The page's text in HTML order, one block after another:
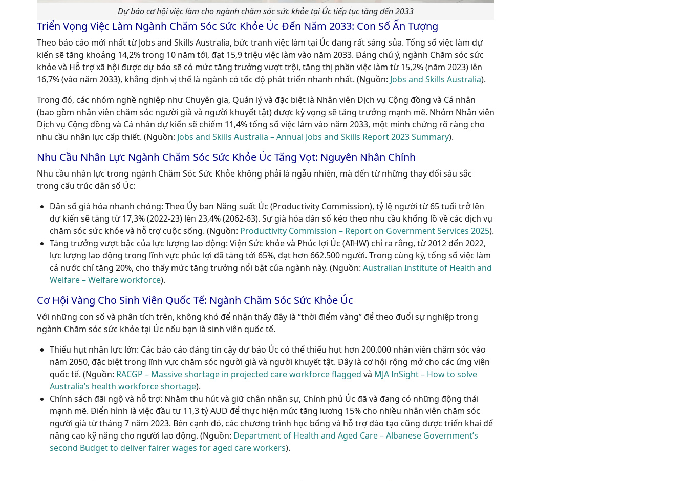
Dự báo cơ hội việc làm cho ngành chăm sóc sức khỏe tại Úc tiếp tục tăng đến 2033
Triển Vọng Việc Làm Ngành Chăm Sóc Sức Khỏe Úc Đến Năm 2033: Con Số Ấn Tượng
Theo báo cáo mới nhất từ Jobs and Skills Australia, bức tranh việc làm tại Úc đang rất sáng sủa. Tổng số việc làm dự
kiến sẽ tăng khoảng 14,2% trong 10 năm tới, đạt 15,9 triệu việc làm vào năm 2033. Đáng chú ý, ngành Chăm sóc sức
khỏe và Hỗ trợ xã hội được dự báo sẽ có mức tăng trưởng vượt trội, tăng thị phần việc làm từ 15,2% (năm 2023) lên
16,7% (vào năm 2033), khẳng định vị thế là ngành có tốc độ phát triển nhanh nhất. (Nguồn: Jobs and Skills Australia).
Trong đó, các nhóm nghề nghiệp như Chuyên gia, Quản lý và đặc biệt là Nhân viên Dịch vụ Cộng đồng và Cá nhân
(bao gồm nhân viên chăm sóc người già và người khuyết tật) được kỳ vọng sẽ tăng trưởng mạnh mẽ. Nhóm Nhân viên
Dịch vụ Cộng đồng và Cá nhân dự kiến sẽ chiếm 11,4% tổng số việc làm vào năm 2033, một minh chứng rõ ràng cho
nhu cầu nhân lực cấp thiết. (Nguồn: Jobs and Skills Australia – Annual Jobs and Skills Report 2023 Summary).
Nhu Cầu Nhân Lực Ngành Chăm Sóc Sức Khỏe Úc Tăng Vọt: Nguyên Nhân Chính
Nhu cầu nhân lực trong ngành Chăm Sóc Sức Khỏe không phải là ngẫu nhiên, mà đến từ những thay đổi sâu sắc
trong cấu trúc dân số Úc:
Dân số già hóa nhanh chóng: Theo Ủy ban Năng suất Úc (Productivity Commission), tỷ lệ người từ 65 tuổi trở lên
dự kiến sẽ tăng từ 17,3% (2022-23) lên 23,4% (2062-63). Sự già hóa dân số kéo theo nhu cầu khổng lồ về các dịch vụ
chăm sóc sức khỏe và hỗ trợ cuộc sống. (Nguồn: Productivity Commission – Report on Government Services 2025).
Tăng trưởng vượt bậc của lực lượng lao động: Viện Sức khỏe và Phúc lợi Úc (AIHW) chỉ ra rằng, từ 2012 đến 2022,
lực lượng lao động trong lĩnh vực phúc lợi đã tăng tới 65%, đạt hơn 662.500 người. Trong cùng kỳ, tổng số việc làm
cả nước chỉ tăng 20%, cho thấy mức tăng trưởng nổi bật của ngành này. (Nguồn: Australian Institute of Health and
Welfare – Welfare workforce).
Cơ Hội Vàng Cho Sinh Viên Quốc Tế: Ngành Chăm Sóc Sức Khỏe Úc
Với những con số và phân tích trên, không khó để nhận thấy đây là “thời điểm vàng” để theo đuổi sự nghiệp trong
ngành Chăm sóc sức khỏe tại Úc nếu bạn là sinh viên quốc tế.
Thiếu hụt nhân lực lớn: Các báo cáo đáng tin cậy dự báo Úc có thể thiếu hụt hơn 200.000 nhân viên chăm sóc vào
năm 2050, đặc biệt trong lĩnh vực chăm sóc người già và người khuyết tật. Đây là cơ hội rộng mở cho các ứng viên
quốc tế. (Nguồn: RACGP – Massive shortage in projected care workforce flagged và MJA InSight – How to solve
Australia’s health workforce shortage).
Chính sách đãi ngộ và hỗ trợ: Nhằm thu hút và giữ chân nhân sự, Chính phủ Úc đã và đang có những động thái
mạnh mẽ. Điển hình là việc đầu tư 11,3 tỷ AUD để thực hiện mức tăng lương 15% cho nhiều nhân viên chăm sóc
người già từ tháng 7 năm 2023. Bên cạnh đó, các chương trình học bổng và hỗ trợ đào tạo cũng được triển khai để
nâng cao kỹ năng cho người lao động. (Nguồn: Department of Health and Aged Care – Albanese Government’s
second Budget to deliver fairer wages for aged care workers).